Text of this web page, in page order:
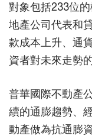
對象包括233位
地產公司代表和
款成本上升、通
資者對未來走勢
普華國際不動產
續的通膨趨勢、
動產做為抗通膨